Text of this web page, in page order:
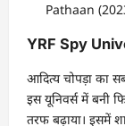
Pathaan
YRF Spy
आदित्य चोपड़ा का
इस यूनिवर्स में बनी
तरफ बढ़ाया। इसमें